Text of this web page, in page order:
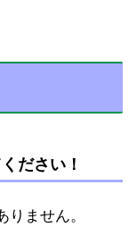
ださい！
ません。